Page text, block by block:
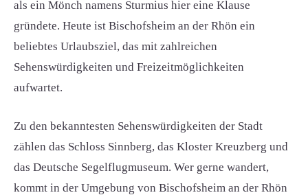
als ein Mönch namens Sturmius hier eine Klause
gründete. Heute ist Bischofsheim an der Rhön ein
beliebtes Urlaubsziel, das mit zahlreichen
Sehenswürdigkeiten und Freizeitmöglichkeiten
aufwartet.
Zu den bekanntesten Sehenswürdigkeiten der Stadt
zählen das Schloss Sinnberg, das Kloster Kreuzberg und
das Deutsche Segelflugmuseum. Wer gerne wandert,
kommt in der Umgebung von Bischofsheim an der Rhön